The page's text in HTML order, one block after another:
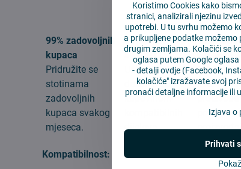
99% zadovoljnih
kupaca
Pridružite se
stotinama
zadovoljnih
kupaca svakog
mjeseca.
Jeftinije
až o 40%
Uštedite
desetke EUR
kupovinom
dijelova.
Kvalitetni
rezervni
Nudimo
kvalitetne
proizvode
Kompatibilnost:
Koristimo Cookies kako
stranici, analizirali njezinu
upotrebi. U tu svrhu možemo
a prikupljene podatke možemo
drugim zemljama. Kolačići se
oglasa putem Google oglasa
-detalji ovdje (Facebook,
kolačiće" izražavate svoj
pronaći detaljne informacije ili
Izjava o
Prihvati